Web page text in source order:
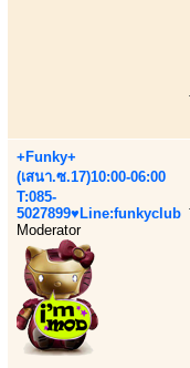
+Funky+
(เสนา.ซ.17)10:00-06:00
T:085-
5027899♥Line:funkyclub
Moderator